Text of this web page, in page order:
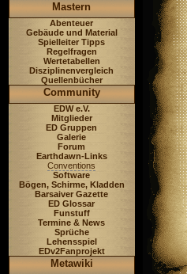
Mastern
Abenteuer
Gebäude und Material
Spielleiter Tipps
Regelfragen
Wertetabellen
Disziplinenvergleich
Quellenbücher
Community
EDW e.V.
Mitglieder
ED Gruppen
Galerie
Forum
Earthdawn-Links
Conventions
Software
Bögen, Schirme, Kladden
Barsaiver Gazette
ED Glossar
Funstuff
Termine & News
Sprüche
Lehensspiel
EDv2Fanprojekt
Metawiki